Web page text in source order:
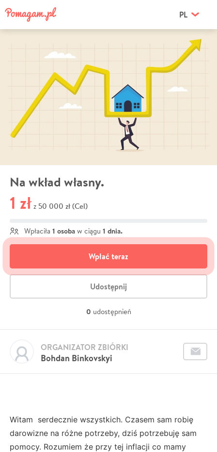
PL
Na wkład własny.
1 zł z 50 000 zł (Cel)
Wpłaciła 1 osoba w ciągu 1 dnia.
Wpłać teraz
Udostępnij
0 udostępnień
Bohdan Binkovskyi
ORGANIZATOR ZBIÓRKI
Witam serdecznie wszystkich. Czasem sam robię
darowizne na różne potrzeby, dziś potrzebuję sam
pomocy. Rozumiem że przy tej inflacji co mamy